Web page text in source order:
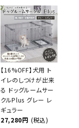
【16%OFF】犬用 ト
イレのしつけが出来
る ドッグルームサー
クルPlus グレー レ
ギュラー
27,280円 (税込)